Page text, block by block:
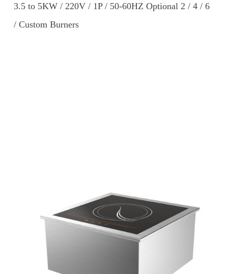
3.5 to 5KW / 220V / 1P / 50-60HZ Optional 2 / 4 / 6
/ Custom Burners